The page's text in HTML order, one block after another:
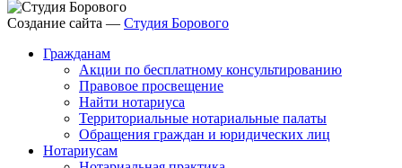
Создание сайта — Студия Борового
Гражданам
Акции по бесплатному консультированию
Правовое просвещение
Найти нотариуса
Территориальные нотариальные палаты
Обращения граждан и юридических лиц
Нотариусам